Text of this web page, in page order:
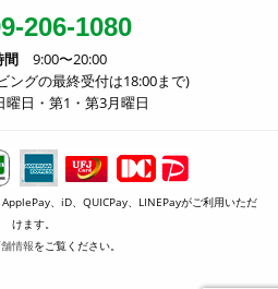
206-1080
間9:00〜20:00
ングの最終受付は18:00まで)
曜日・第1・第3月曜日
、iD、QUICPay、LINEPayがご利用いただ
けます。
情報をご覧ください。